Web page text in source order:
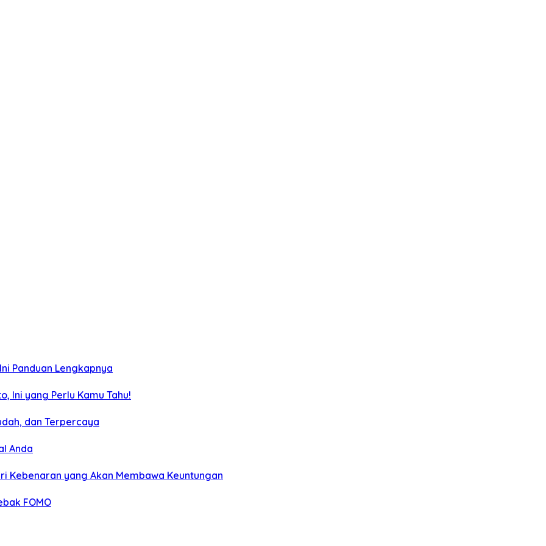
Panduan Lengkapnya
Ini yang Perlu Kamu Tahu!
dan Terpercaya
Anda
Kebenaran yang Akan Membawa Keuntungan
FOMO